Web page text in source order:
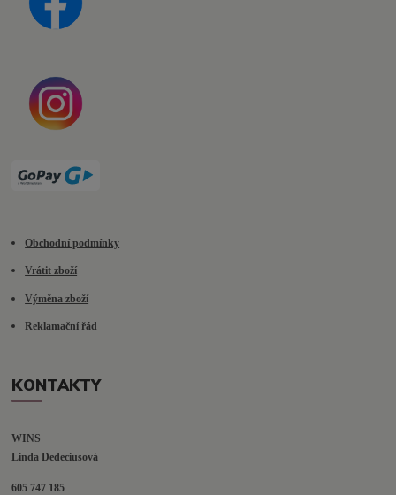
Obchodní podmínky
Vrátit zboží
Výměna zboží
Reklamační řád
KONTAKTY
WINS
Linda Dedeciusová
605 747 185